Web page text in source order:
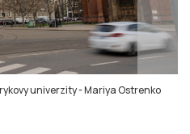
univerzity-Mariya Ostrenko